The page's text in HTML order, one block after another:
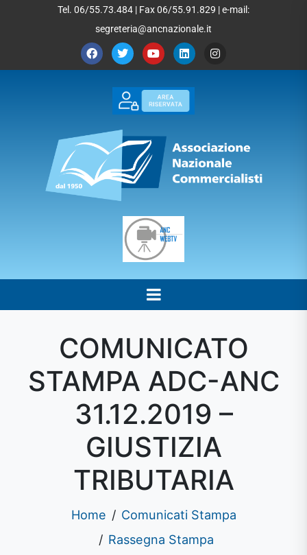
Tel. 06/55.73.484 | Fax 06/55.91.829 | e-mail:
segreteria@ancnazionale.it
COMUNICATO
STAMPA ADC-ANC
31.12.2019 –
GIUSTIZIA
TRIBUTARIA
Home
Comunicati Stampa
Rassegna Stampa